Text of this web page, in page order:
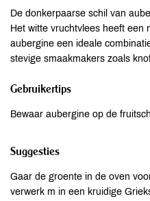
De donkerpaarse schil van
Het witte vruchtvlees heeft een
aubergine een ideale
stevige smaakmakers zoals
Gebruikertips
Bewaar aubergine op de
Suggesties
Gaar de groente in de oven
verwerk m in een kruidige